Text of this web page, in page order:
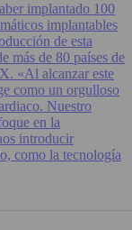
implantado 100
implantables
de esta
más de 80 países de
«Al alcanzar este
como un orgulloso
Nuestro
en la
introducir
como la tecnología